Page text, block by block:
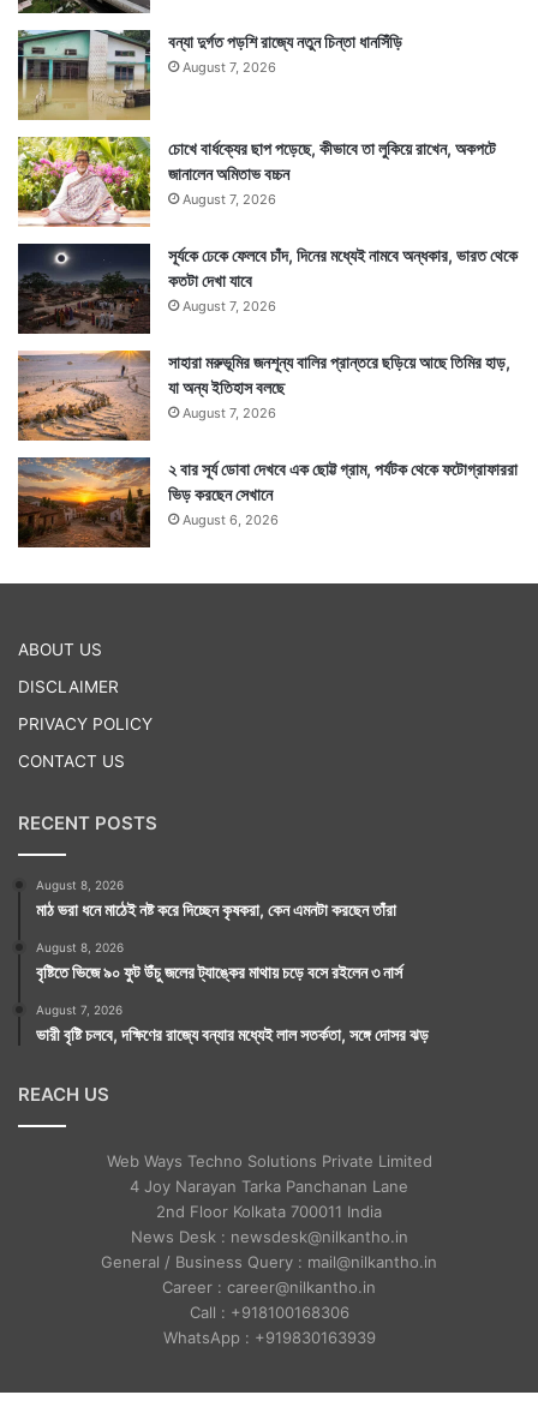
বন্যা দুর্গত পড়শি রাজ্যে নতুন চিন্তা ধানসিঁড়ি
August 7, 2026
চোখে বার্ধক্যের ছাপ পড়েছে, কীভাবে তা লুকিয়ে রাখেন, অকপটে
জানালেন অমিতাভ বচ্চন
August 7, 2026
সূর্যকে ঢেকে ফেলবে চাঁদ, দিনের মধ্যেই নামবে অন্ধকার, ভারত থেকে
কতটা দেখা যাবে
August 7, 2026
সাহারা মরুভূমির জনশূন্য বালির প্রান্তরে ছড়িয়ে আছে তিমির হাড়,
যা অন্য ইতিহাস বলছে
August 7, 2026
২ বার সূর্য ডোবা দেখবে এক ছোট্ট গ্রাম, পর্যটক থেকে ফটোগ্রাফাররা
ভিড় করছেন সেখানে
August 6, 2026
ABOUT US
DISCLAIMER
PRIVACY POLICY
CONTACT US
RECENT POSTS
August 8, 2026
মাঠ ভরা ধনে মাঠেই নষ্ট করে দিচ্ছেন কৃষকরা, কেন এমনটা করছেন তাঁরা
August 8, 2026
বৃষ্টিতে ভিজে ৯০ ফুট উঁচু জলের ট্যাঙ্কের মাথায় চড়ে বসে রইলেন ৩ নার্স
August 7, 2026
ভারী বৃষ্টি চলবে, দক্ষিণের রাজ্যে বন্যার মধ্যেই লাল সতর্কতা, সঙ্গে দোসর ঝড়
REACH US
Web Ways Techno Solutions Private Limited
4 Joy Narayan Tarka Panchanan Lane
2nd Floor Kolkata 700011 India
News Desk : newsdesk@nilkantho.in
General / Business Query : mail@nilkantho.in
Career : career@nilkantho.in
Call : +918100168306
WhatsApp : +919830163939